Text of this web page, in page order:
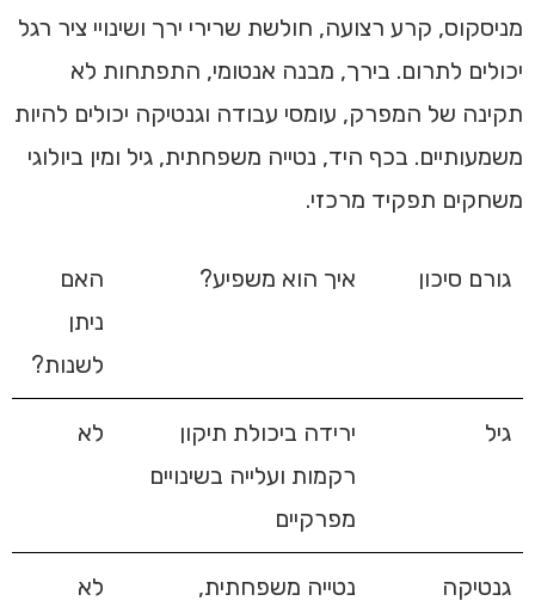
מניסקוס, קרע רצועה, חולשת שרירי ירך ושינויי ציר רגל
יכולים לתרום. בירך, מבנה אנטומי, התפתחות לא
תקינה של המפרק, עומסי עבודה וגנטיקה יכולים להיות
משמעותיים. בכף היד, נטייה משפחתית, גיל ומין ביולוגי
משחקים תפקיד מרכזי.
גורם סיכון איך הוא משפיע?
האם
ניתן
לשנות?
גיל
ירידה ביכולת תיקון
רקמות ועלייה בשינויים
מפרקיים
לא
גנטיקה
נטייה משפחתית,
לא